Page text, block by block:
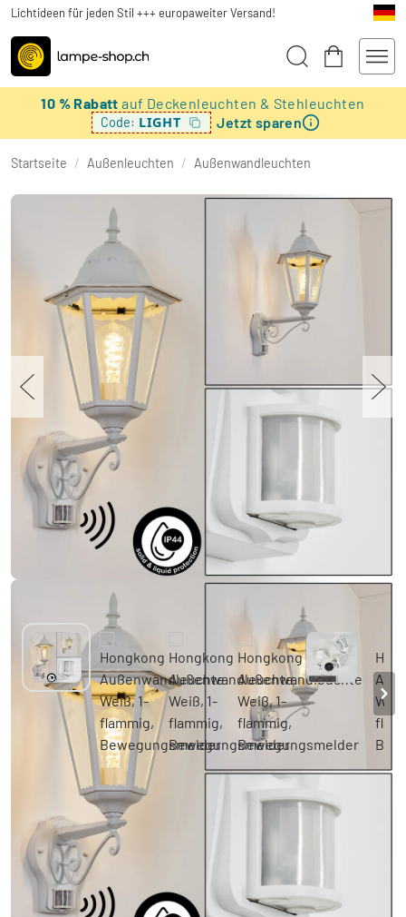
Lichtideen für jeden Stil +++ europaweiter Versand!
10 % Rabattauf Deckenleuchten & Stehleuchten
Code: LIGHT Jetzt sparen
Startseite / Außenleuchten / Außenwandleuchten
Hongkong Außenwandleuchte Weiß, 1-
flammig, Bewegungsmelder
-2% CHF 81.95
Sie sparen CHF 2.00 UVP: CHF 83.95